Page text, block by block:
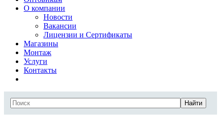
О компании
Новости
Вакансии
Лицензии и Сертификаты
Магазины
Монтаж
Услуги
Контакты
Найти